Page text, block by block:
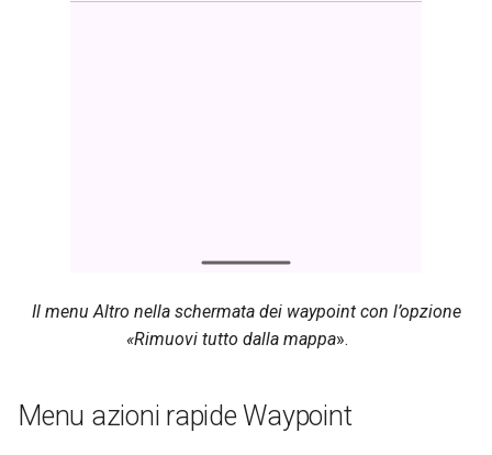
Il menu Altro nella schermata dei waypoint con l’opzione
«Rimuovi tutto dalla mappa».
Menu azioni rapide Waypoint